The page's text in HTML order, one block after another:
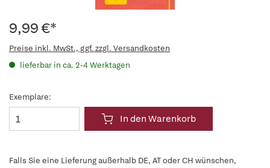
9,99 €*
Preise inkl. MwSt., ggf. zzgl. Versandkosten
lieferbar in ca. 2-4 Werktagen
Exemplare:
In den Warenkorb
Falls Sie eine Lieferung außerhalb DE, AT oder CH wünschen,